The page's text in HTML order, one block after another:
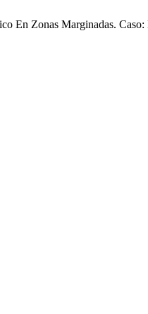
En Zonas Marginadas.